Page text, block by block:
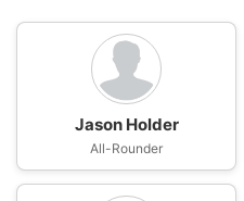
Jason Holder
All-Rounder